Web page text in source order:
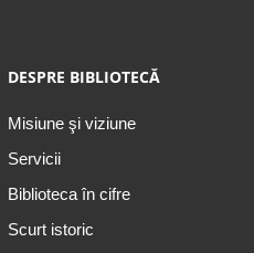
DESPRE BIBLIOTECĂ
Misiune şi viziune
Servicii
Biblioteca în cifre
Scurt istoric